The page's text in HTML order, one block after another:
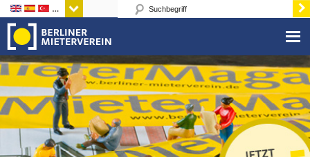
Sprachen